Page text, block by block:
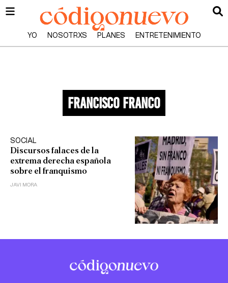
YO NOSOTRXS PLANES ENTRETENIMIENTO
francisco franco
SOCIAL
Discursos falaces de la
extrema derecha española
sobre el franquismo
JAVI MORA